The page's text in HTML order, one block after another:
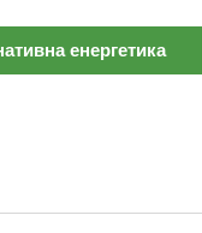
енергетика